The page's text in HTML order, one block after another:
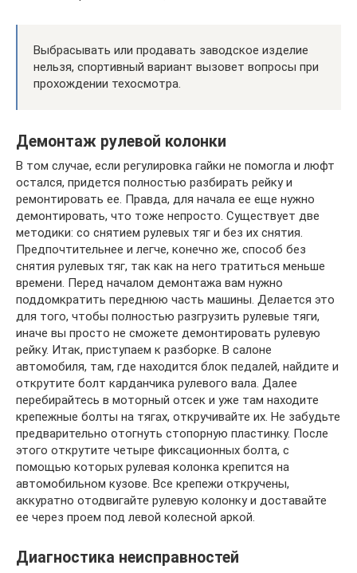
Выбрасывать или продавать заводское изделие
нельзя, спортивный вариант вызовет вопросы при
прохождении техосмотра.
Демонтаж рулевой колонки
В том случае, если регулировка гайки не помогла и люфт
остался, придется полностью разбирать рейку и
ремонтировать ее. Правда, для начала ее еще нужно
демонтировать, что тоже непросто. Существует две
методики: со снятием рулевых тяг и без их снятия.
Предпочтительнее и легче, конечно же, способ без
снятия рулевых тяг, так как на него тратиться меньше
времени. Перед началом демонтажа вам нужно
поддомкратить переднюю часть машины. Делается это
для того, чтобы полностью разгрузить рулевые тяги,
иначе вы просто не сможете демонтировать рулевую
рейку. Итак, приступаем к разборке. В салоне
автомобиля, там, где находится блок педалей, найдите и
открутите болт карданчика рулевого вала. Далее
перебирайтесь в моторный отсек и уже там находите
крепежные болты на тягах, откручивайте их. Не забудьте
предварительно отогнуть стопорную пластинку. После
этого открутите четыре фиксационных болта, с
помощью которых рулевая колонка крепится на
автомобильном кузове. Все крепежи откручены,
аккуратно отодвигайте рулевую колонку и доставайте
ее через проем под левой колесной аркой.
Диагностика неисправностей